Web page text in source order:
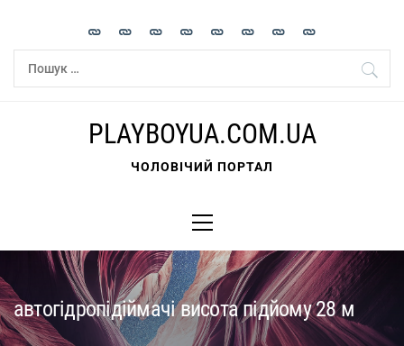
content
Пошук:
PLAYBOYUA.COM.UA
ЧОЛОВІЧИЙ ПОРТАЛ
Menu
автогідропідіймачі висота підйому 28 м